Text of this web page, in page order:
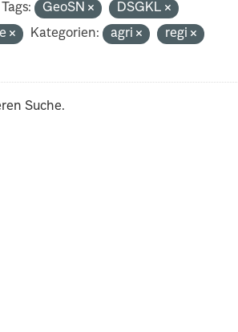
Tags: GeoSN
DSGKL
Kategorien: agri
regi
Suche.